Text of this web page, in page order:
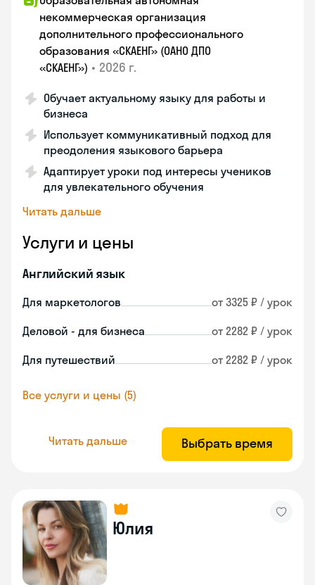
некоммерческая организация
дополнительного профессионального
образования «СКАЕНГ» (ОАНО ДПО
«СКАЕНГ») • 2026 г.
Обучает актуальному языку для работы и
бизнеса
Использует коммуникативный подход для
преодоления языкового барьера
Адаптирует уроки под интересы учеников
для увлекательного обучения
Читать дальше
Услуги и цены
Английский язык
Для маркетологов от 3325 ₽ / урок
Деловой - для бизнеса от 2282 ₽ / урок
Для путешествий от 2282 ₽ / урок
Все услуги и цены (5)
Читать дальше Выбрать время
Юлия